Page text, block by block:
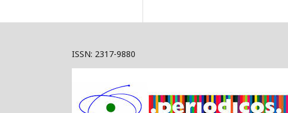
ISSN: 2317-9880